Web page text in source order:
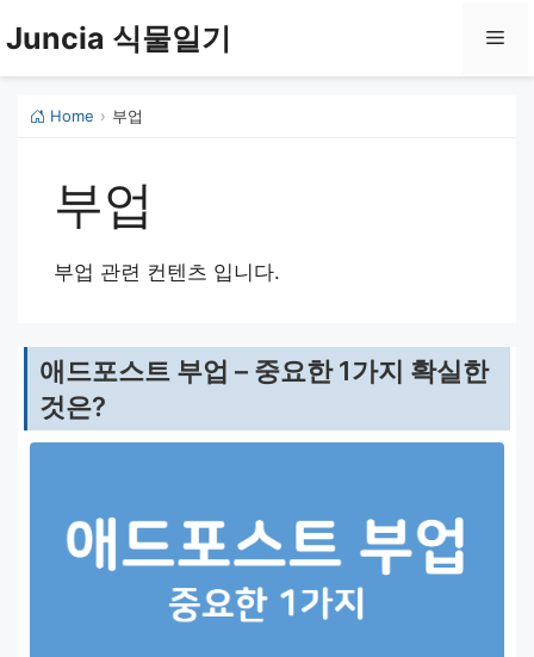
텐
츠
Juncia 식물일기 메
Home › 부업
부업
부업 관련 컨텐츠 입니다.
애드포스트 부업 – 중요한 1가지 확실한
것은?